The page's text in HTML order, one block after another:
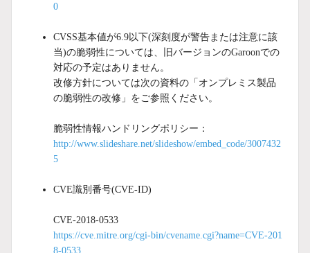
0
CVSS基本値が6.9以下(深刻度が警告または注意に該
当)の脆弱性については、旧バージョンのGaroonでの
対応の予定はありません。
改修方針については次の資料の「オンプレミス製品
の脆弱性の改修」をご参照ください。
脆弱性情報ハンドリングポリシー：
http://www.slideshare.net/slideshow/embed_code/3007432
5
CVE識別番号(CVE-ID)
CVE-2018-0533
https://cve.mitre.org/cgi-bin/cvename.cgi?name=CVE-201
8-0533